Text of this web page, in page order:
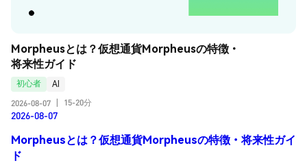
Morpheusとは？仮想通貨Morpheusの特徴・
将来性ガイド
初心者
AI
2026-08-07
15-20分
2026-08-07
Morpheusとは？仮想通貨Morpheusの特徴・将来性ガイ
ド